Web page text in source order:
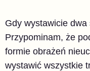
Gdy wystawicie
Przypominam, że
formie obrażeń
wystawić wszystkie